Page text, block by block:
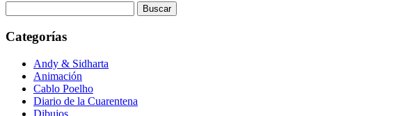
Categorías
Andy & Sidharta
Animación
Cablo Poelho
Diario de la Cuarentena
Dibujos